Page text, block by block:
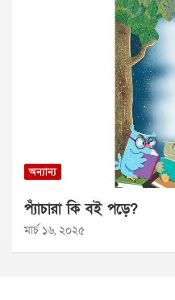
অন্যান্য
প্যাঁচারা কি বই পড়ে?
মার্চ ১৬, ২০২৫